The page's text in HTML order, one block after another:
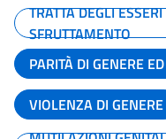
TRATTA DEGLI
SFRUTTAMENTO
PARITÀ DI GENERE
VIOLENZA DI GENERE